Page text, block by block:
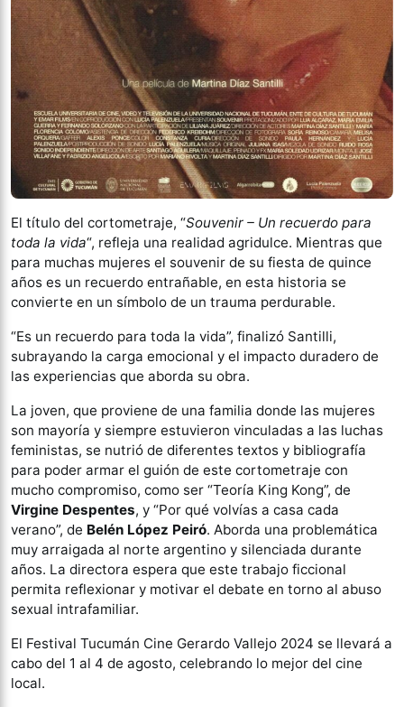
El título del cortometraje, “Souvenir – Un recuerdo para
toda la vida“, refleja una realidad agridulce. Mientras que
para muchas mujeres el souvenir de su fiesta de quince
años es un recuerdo entrañable, en esta historia se
convierte en un símbolo de un trauma perdurable.
“Es un recuerdo para toda la vida”, finalizó Santilli,
subrayando la carga emocional y el impacto duradero de
las experiencias que aborda su obra.
La joven, que proviene de una familia donde las mujeres
son mayoría y siempre estuvieron vinculadas a las luchas
feministas, se nutrió de diferentes textos y bibliografía
para poder armar el guión de este cortometraje con
mucho compromiso, como ser “Teoría King Kong”, de
Virgine Despentes, y “Por qué volvías a casa cada
verano”, de Belén López Peiró. Aborda una problemática
muy arraigada al norte argentino y silenciada durante
años. La directora espera que este trabajo ficcional
permita reflexionar y motivar el debate en torno al abuso
sexual intrafamiliar.
El Festival Tucumán Cine Gerardo Vallejo 2024 se llevará a
cabo del 1 al 4 de agosto, celebrando lo mejor del cine
local.